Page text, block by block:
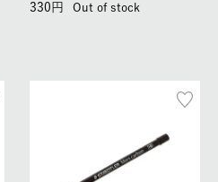
330 Out of stock